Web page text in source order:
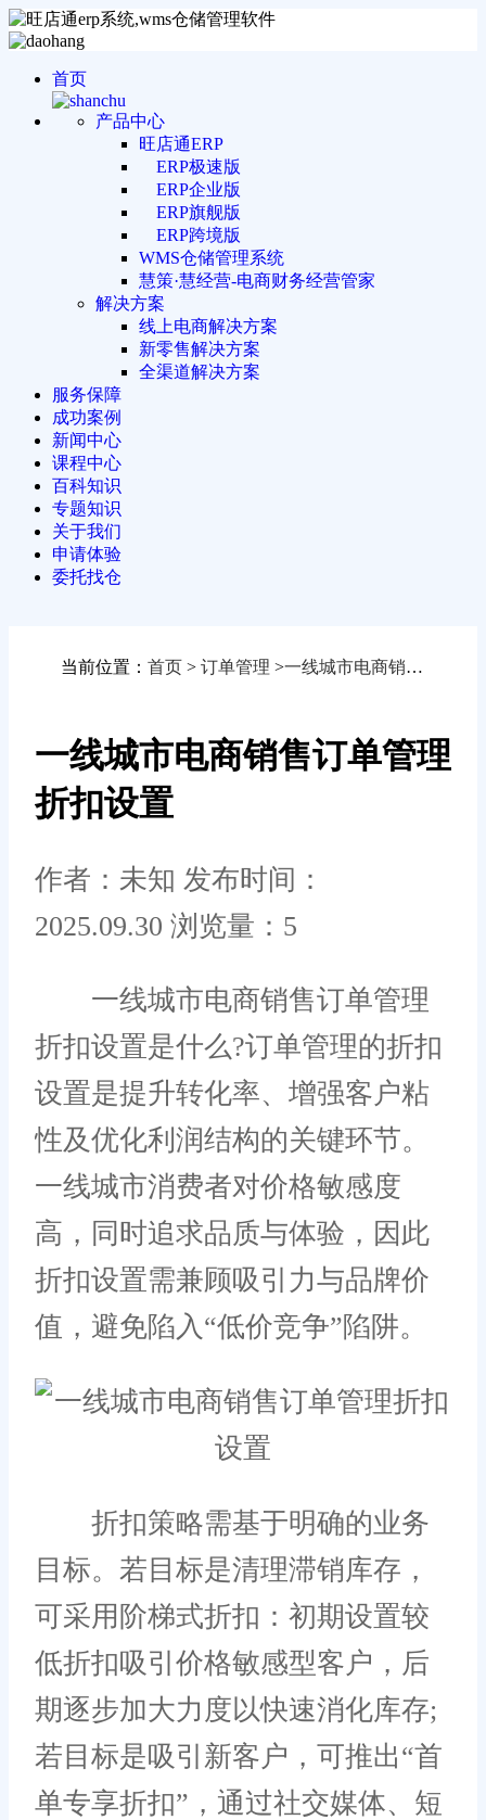
首页
产品中心
旺店通ERP
ERP极速版
ERP企业版
ERP旗舰版
ERP跨境版
WMS仓储管理系统
慧策·慧经营-电商财务经营管家
解决方案
线上电商解决方案
新零售解决方案
全渠道解决方案
服务保障
成功案例
新闻中心
课程中心
百科知识
专题知识
关于我们
申请体验
委托找仓
当前位置： 首页 > 订单管理 >一线城市电商销售订单管理折扣设置
一线城市电商销售订单管理
折扣设置
作者：未知 发布时间：
2025.09.30 浏览量：5
一线城市电商销售订单管理
折扣设置是什么?订单管理的折扣
设置是提升转化率、增强客户粘
性及优化利润结构的关键环节。
一线城市消费者对价格敏感度
高，同时追求品质与体验，因此
折扣设置需兼顾吸引力与品牌价
值，避免陷入“低价竞争”陷阱。
折扣策略需基于明确的业务
目标。若目标是清理滞销库存，
可采用阶梯式折扣：初期设置较
低折扣吸引价格敏感型客户，后
期逐步加大力度以快速消化库存;
若目标是吸引新客户，可推出“首
单专享折扣”，通过社交媒体、短